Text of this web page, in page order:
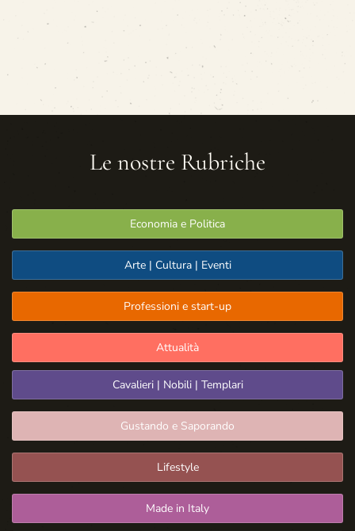
Le nostre Rubriche
Economia e Politica
Arte | Cultura | Eventi
Professioni e start-up
Attualità
Cavalieri | Nobili | Templari
Gustando e Saporando
Lifestyle
Made in Italy